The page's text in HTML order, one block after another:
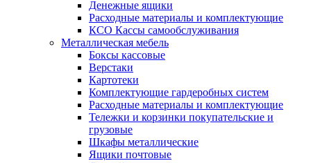
Денежные ящики
Расходные материалы и комплектующие
КСО Кассы самообслуживания
Металлическая мебель
Боксы кассовые
Верстаки
Картотеки
Комплектующие гардеробных систем
Расходные материалы и комплектующие
Тележки и корзинки покупательские и
грузовые
Шкафы металлические
Ящики почтовые